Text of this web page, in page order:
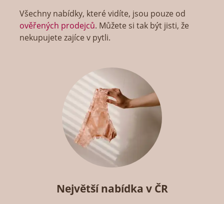
Všechny nabídky, které vidíte, jsou pouze od
ověřených prodejců. Můžete si tak být jisti, že
nekupujete zajíce v pytli.
Největší nabídka v ČR